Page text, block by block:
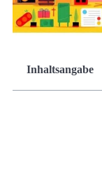
Inhaltsangabe